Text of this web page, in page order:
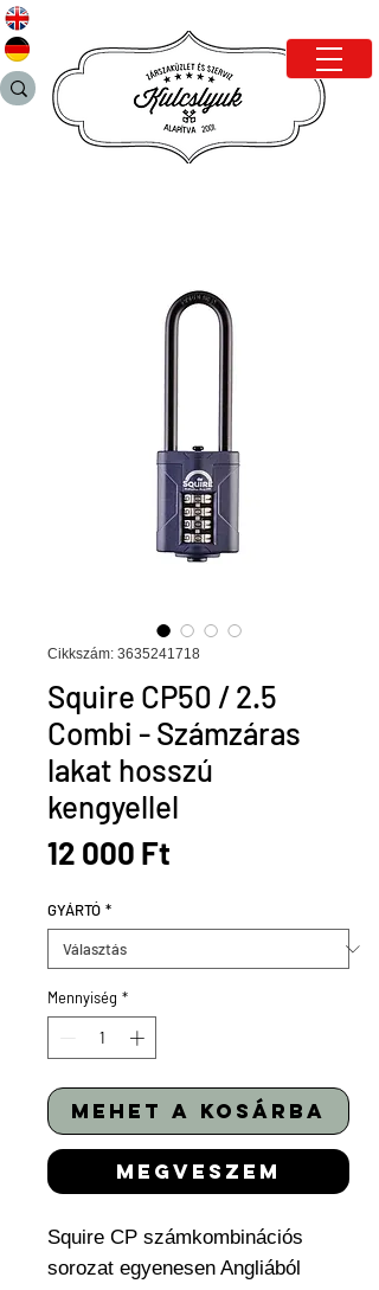
Cikkszám: 3635241718
Squire CP50 / 2.5
Combi - Számzáras
lakat hosszú
kengyellel
12 000 Ft
GYÁRTÓ *
Mennyiség *
mehet a kosárba
megveszem
Squire CP számkombinációs
sorozat egyenesen Angliából